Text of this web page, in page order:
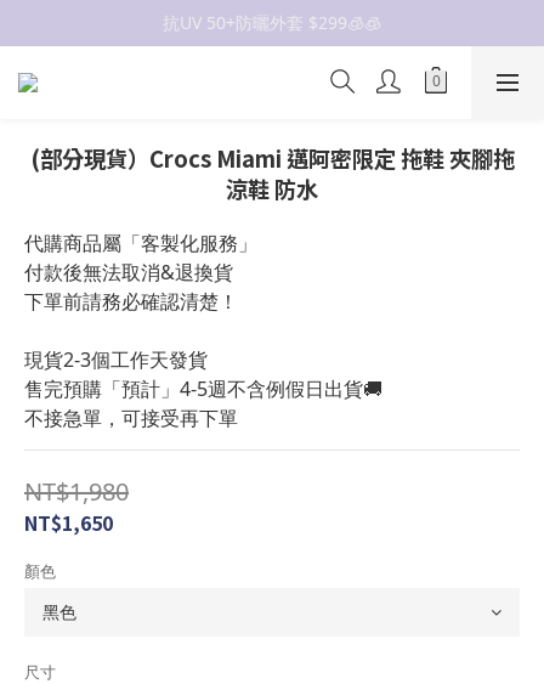
抗UV 50+防曬外套 $299🧊🧊
抗UV 50+防曬外套 $299🧊🧊
抗UV 50+防曬外套 $299🧊🧊
(部分現貨）Crocs Miami 邁阿密限定 拖鞋 夾腳拖
涼鞋 防水
代購商品屬「客製化服務」
付款後無法取消&退換貨
下單前請務必確認清楚！
現貨2-3個工作天發貨
售完預購「預計」4-5週不含例假日出貨🚚
不接急單，可接受再下單
NT$1,980
NT$1,650
顏色
尺寸